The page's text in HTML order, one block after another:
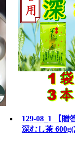
129-08_1 【贈
深むし茶